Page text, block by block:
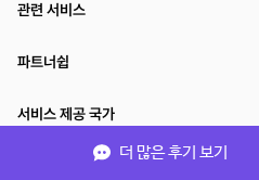
더 많은 후기 보기
관련 서비스
파트너쉽
서비스 제공 국가